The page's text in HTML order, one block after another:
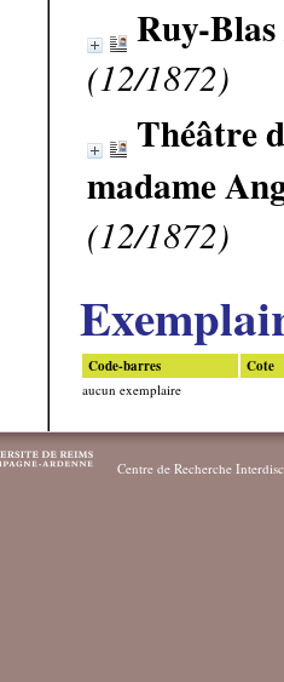
Ruy-Blas
(12/1872)
Théâtre
madame
(12/1872)
Code-barres Cote
aucun exemplaire
Centre de Recherche